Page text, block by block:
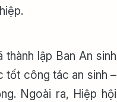
lập Ban An sinh
tốt công tác an sinh –
Ngoài ra, Hiệp hội